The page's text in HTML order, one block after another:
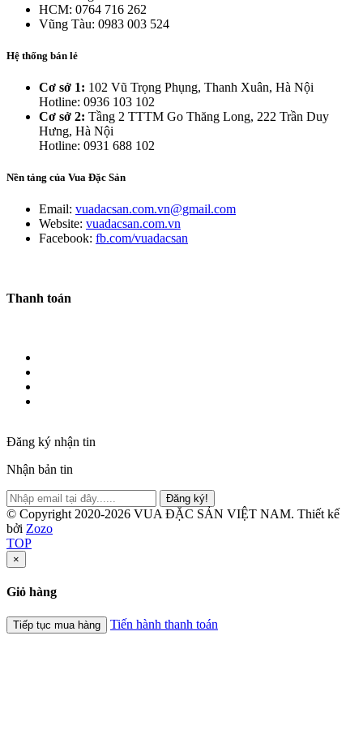
HCM: 0764 716 262
Vũng Tàu: 0983 003 524
Hệ thống bán lẻ
Cơ sở 1: 102 Vũ Trọng Phụng, Thanh Xuân, Hà Nội
Hotline: 0936 103 102
Cơ sở 2: Tầng 2 TTTM Go Thăng Long, 222 Trần Duy
Hưng, Hà Nội
Hotline: 0931 688 102
Nền tảng của Vua Đặc Sản
Email: vuadacsan.com.vn@gmail.com
Website: vuadacsan.com.vn
Facebook: fb.com/vuadacsan
Thanh toán
Đăng ký nhận tin
Nhận bản tin
Đăng ký!
© Copyright 2020-2026 VUA ĐẶC SẢN VIỆT NAM. Thiết kế
bởi Zozo
TOP
×
Giỏ hàng
Tiếp tục mua hàng Tiến hành thanh toán